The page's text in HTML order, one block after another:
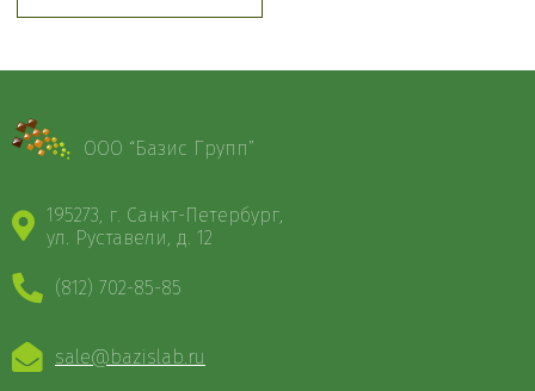
ООО “Базис Групп”
195273, г. Санкт-Петербург,
ул. Руставели, д. 12
(812) 702-85-85
sale@bazislab.ru